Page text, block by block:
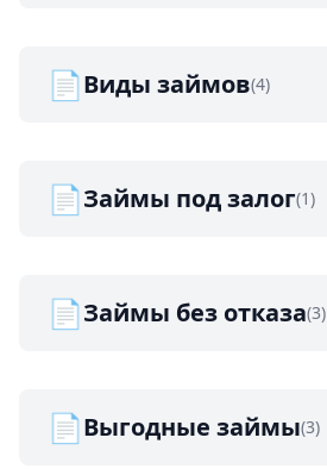
📄Виды займов(4)
📄Займы под залог(1)
📄Займы без отказа(3)
📄Выгодные займы(3)